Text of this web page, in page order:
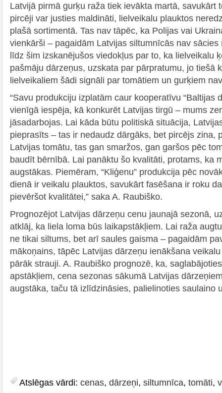
Latvijā pirmā gurķu raža tiek ievākta martā, savukārt
pircēji var justies maldināti, lielveikalu plauktos
plašā sortimentā. Tas nav tāpēc, ka Polijas vai
vienkārši – pagaidām Latvijas siltumnīcās nav
līdz šim izskanējušos viedokļus par to, ka lielveikalu
pašmāju dārzeņus, uzskata par pārpratumu, jo tiešā
lielveikaliem šādi signāli par tomātiem un gurķiem
“Savu produkciju izplatām caur kooperatīvu “Baltijas
vienīgā iespēja, kā konkurēt Latvijas tirgū – mums
jāsadarbojas. Lai kāda būtu politiskā situācija,
pieprasīts – tas ir nedaudz dārgāks, bet pircējs zina,
Latvijas tomātu, tas gan smaržos, gan garšos pēc
baudīt bērnībā. Lai panāktu šo kvalitāti, protams, ka
augstākas. Piemēram, “Kliģenu” produkcija pēc
dienā ir veikalu plauktos, savukārt fasēšana ir roku
pievēršot kvalitātei,” saka A. Raubiško.
Prognozējot Latvijas dārzeņu cenu jaunajā sezonā,
atklāj, ka liela loma būs laikapstākļiem. Lai raža
ne tikai siltums, bet arī saules gaisma – pagaidām
mākoņains, tāpēc Latvijas dārzeņu ienākšana
pārāk strauji. A. Raubiško prognozē, ka,
apstākļiem, cena sezonas sākumā Latvijas
augstāka, taču tā izlīdzināsies, palielinoties saulaino
Atslēgas vārdi: cenas, dārzeņi, siltumnīca, tomāti,